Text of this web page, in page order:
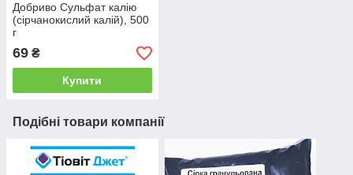
Добриво Сульфат калію
(сірчанокислий калій), 500
г
69 ₴
Купити
Подібні товари компанії